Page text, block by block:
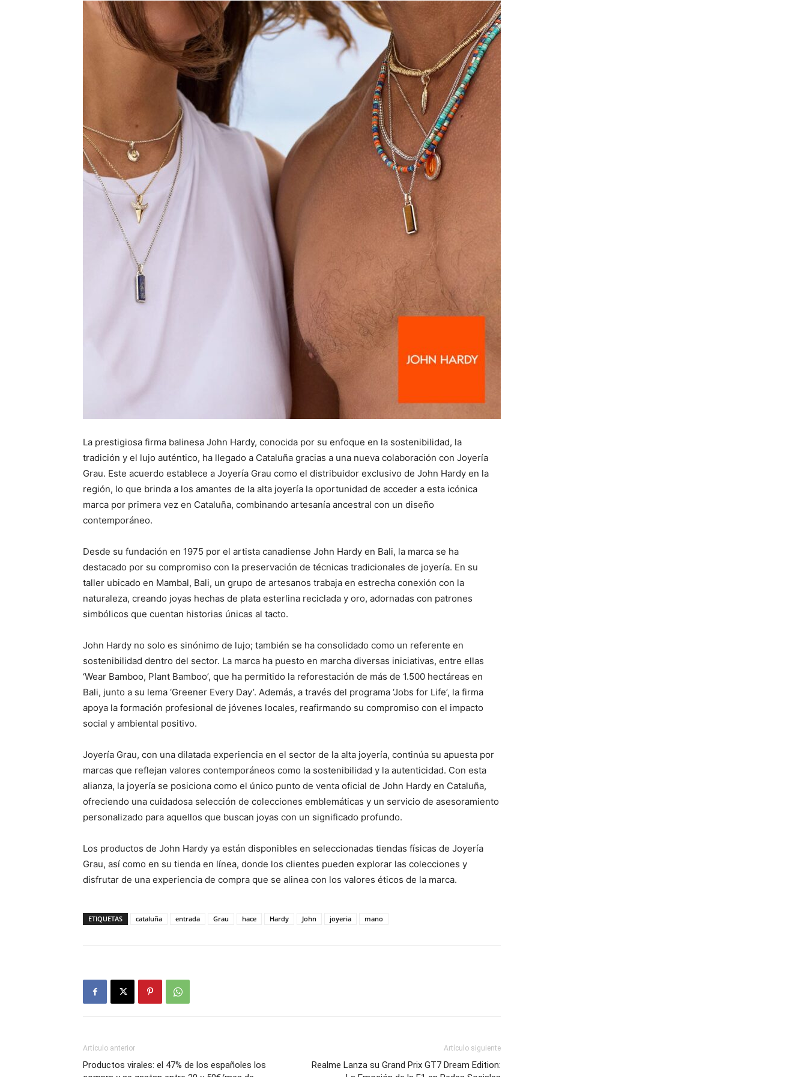
La prestigiosa firma balinesa John Hardy, conocida por su enfoque en la sostenibilidad, la
tradición y el lujo auténtico, ha llegado a Cataluña gracias a una nueva colaboración con Joyería
Grau. Este acuerdo establece a Joyería Grau como el distribuidor exclusivo de John Hardy en la
región, lo que brinda a los amantes de la alta joyería la oportunidad de acceder a esta icónica
marca por primera vez en Cataluña, combinando artesanía ancestral con un diseño
contemporáneo.
Desde su fundación en 1975 por el artista canadiense John Hardy en Bali, la marca se ha
destacado por su compromiso con la preservación de técnicas tradicionales de joyería. En su
taller ubicado en Mambal, Bali, un grupo de artesanos trabaja en estrecha conexión con la
naturaleza, creando joyas hechas de plata esterlina reciclada y oro, adornadas con patrones
simbólicos que cuentan historias únicas al tacto.
John Hardy no solo es sinónimo de lujo; también se ha consolidado como un referente en
sostenibilidad dentro del sector. La marca ha puesto en marcha diversas iniciativas, entre ellas
‘Wear Bamboo, Plant Bamboo’, que ha permitido la reforestación de más de 1.500 hectáreas en
Bali, junto a su lema ‘Greener Every Day’. Además, a través del programa ‘Jobs for Life’, la firma
apoya la formación profesional de jóvenes locales, reafirmando su compromiso con el impacto
social y ambiental positivo.
Joyería Grau, con una dilatada experiencia en el sector de la alta joyería, continúa su apuesta por
marcas que reflejan valores contemporáneos como la sostenibilidad y la autenticidad. Con esta
alianza, la joyería se posiciona como el único punto de venta oficial de John Hardy en Cataluña,
ofreciendo una cuidadosa selección de colecciones emblemáticas y un servicio de asesoramiento
personalizado para aquellos que buscan joyas con un significado profundo.
Los productos de John Hardy ya están disponibles en seleccionadas tiendas físicas de Joyería
Grau, así como en su tienda en línea, donde los clientes pueden explorar las colecciones y
disfrutar de una experiencia de compra que se alinea con los valores éticos de la marca.
ETIQUETAS cataluña entrada Grau hace Hardy John joyeria mano
Artículo anterior
Productos virales: el 47% de los españoles los
Artículo siguiente
Realme Lanza su Grand Prix GT7 Dream Edition: